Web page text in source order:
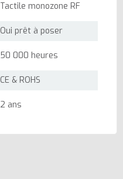
Tactile monozone RF
Oui prêt à poser
50 000 heures
CE & ROHS
2 ans